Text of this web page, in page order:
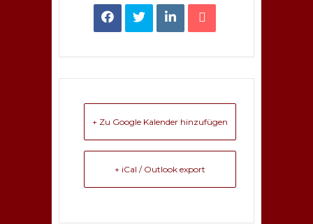
+ Zu Google Kalender hinzufügen
+ iCal / Outlook export